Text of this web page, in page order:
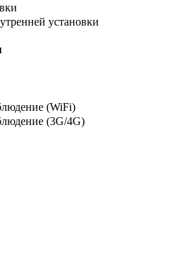
установки
(WiFi)
(3G/4G)